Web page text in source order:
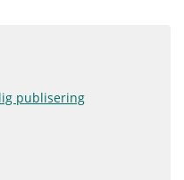
publisering